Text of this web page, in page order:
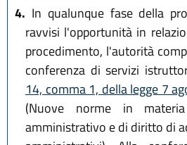
4. In qualunque fase della
ravvisi l'opportunità in
procedimento, l'autorità
conferenza di servizi
14, comma 1, della legge 7
(Nuove norme in
amministrativo e di diritto di